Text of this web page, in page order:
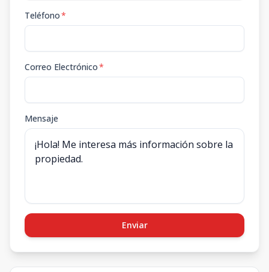
Teléfono*
Correo Electrónico*
Mensaje
Enviar